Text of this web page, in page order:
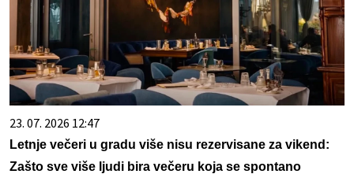
23. 07. 2026 12:47
Letnje večeri u gradu više nisu rezervisane za vikend:
Zašto sve više ljudi bira večeru koja se spontano